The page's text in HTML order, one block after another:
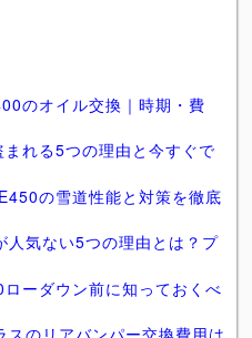
のオイル交換｜時期・費
まれる5つの理由と今すぐで
の雪道性能と対策を徹底
人気ない5つの理由とは？プ
ーダウン前に知っておくべ
スのリアバンパー交換費用は